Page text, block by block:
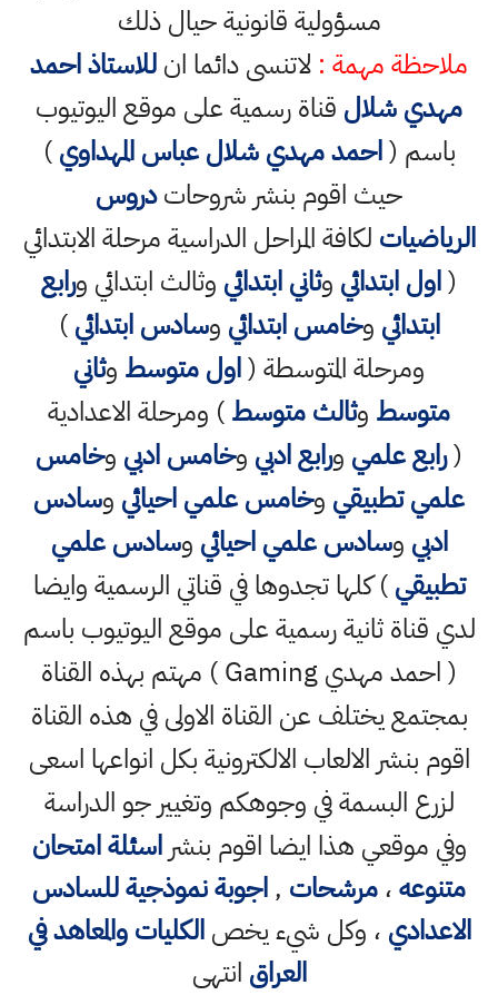
مسؤولية قانونية حيال ذلك
ملاحظة مهمة : لاتنسى دائما انللاستاذ احمد
مهدي شلال قناة رسمية على موقع اليوتيوب
باسم (احمد مهدي شلال عباس المهداوي)
حيث اقوم بنشر شروحاتدروس
الرياضيات لكافة المراحل الدراسية مرحلة الابتدائي
(اول ابتدائي وثاني ابتدائي وثالث ابتدائي ورابع
ابتدائي وخامس ابتدائي وسادس ابتدائي)
ومرحلة المتوسطة (اول متوسط وثاني
متوسط وثالث متوسط) ومرحلة الاعدادية
(رابع علمي ورابع ادبي وخامس ادبي وخامس
علمي تطبيقي وخامس علمي احيائي وسادس
ادبي وسادس علمي احيائي وسادس علمي
تطبيقي) كلها تجدوها في قناتي الرسمية وايضا
لدي قناة ثانية رسمية على موقع اليوتيوب باسم
( احمد مهدي Gaming ) مهتم بهذه القناة
بمجتمع يختلف عن القناة الاولى في هذه القناة
اقوم بنشر الالعاب الالكترونية بكل انواعها اسعى
لزرع البسمة في وجوهكم وتغيير جو الدراسة
وفي موقعي هذا ايضا اقوم بنشراسئلة امتحان
متنوعه،مرشحات ,اجوبة نموذجية للسادس
الاعدادي ، وكل شيء يخصالكليات والمعاهد في
العراق انتهى